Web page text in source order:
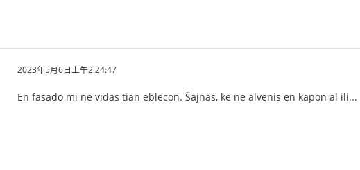
2023年5月6日上午2:24:47
En fasado mi ne vidas tian eblecon. Ŝajnas, ke ne alvenis en kapon al ili...